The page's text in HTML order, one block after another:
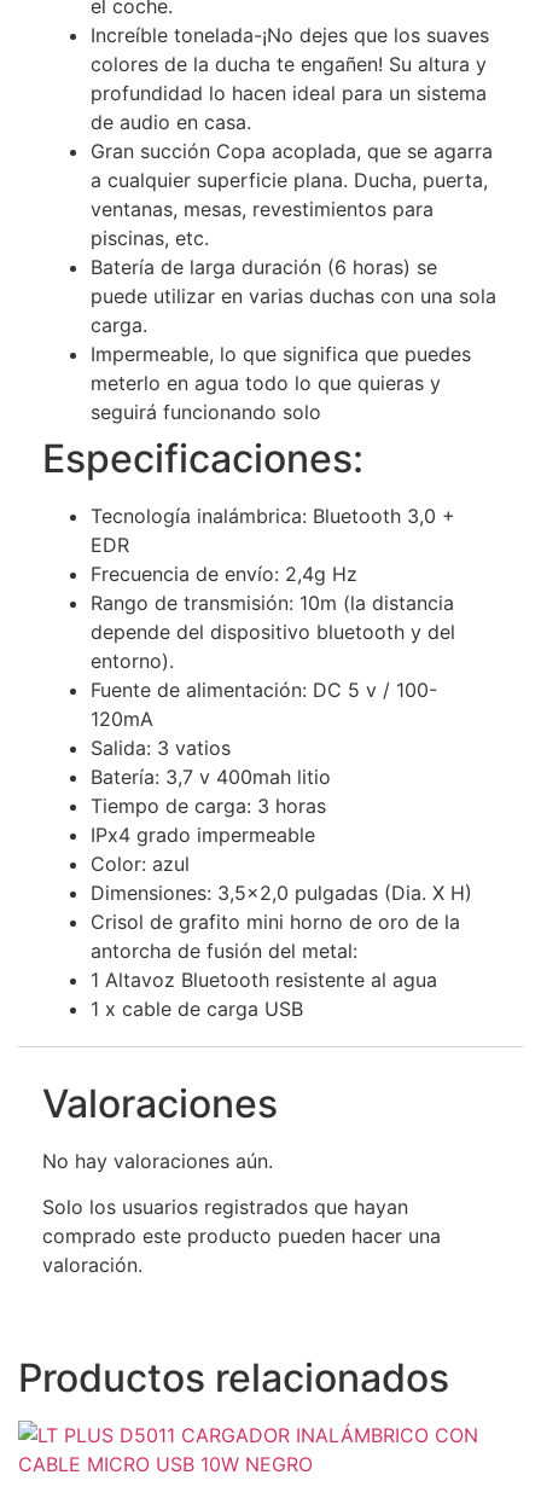
el coche.
Increíble tonelada-¡No dejes que los suaves
colores de la ducha te engañen! Su altura y
profundidad lo hacen ideal para un sistema
de audio en casa.
Gran succión Copa acoplada, que se agarra
a cualquier superficie plana. Ducha, puerta,
ventanas, mesas, revestimientos para
piscinas, etc.
Batería de larga duración (6 horas) se
puede utilizar en varias duchas con una sola
carga.
Impermeable, lo que significa que puedes
meterlo en agua todo lo que quieras y
seguirá funcionando solo
Especificaciones:
Tecnología inalámbrica: Bluetooth 3,0 +
EDR
Frecuencia de envío: 2,4g Hz
Rango de transmisión: 10m (la distancia
depende del dispositivo bluetooth y del
entorno).
Fuente de alimentación: DC 5 v / 100-
120mA
Salida: 3 vatios
Batería: 3,7 v 400mah litio
Tiempo de carga: 3 horas
IPx4 grado impermeable
Color: azul
Dimensiones: 3,5×2,0 pulgadas (Dia. X H)
Crisol de grafito mini horno de oro de la
antorcha de fusión del metal:
1 Altavoz Bluetooth resistente al agua
1 x cable de carga USB
Valoraciones
No hay valoraciones aún.
Solo los usuarios registrados que hayan
comprado este producto pueden hacer una
valoración.
Productos relacionados